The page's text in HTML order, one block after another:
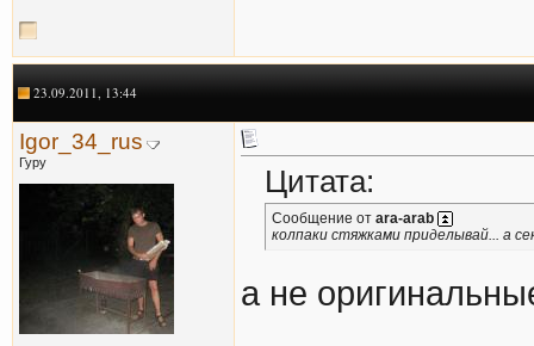
23.09.2011, 13:44
Igor_34_rus
Гуру
Цитата:
Сообщение от ara-arab
колпаки стяжками приделывай... а
а не